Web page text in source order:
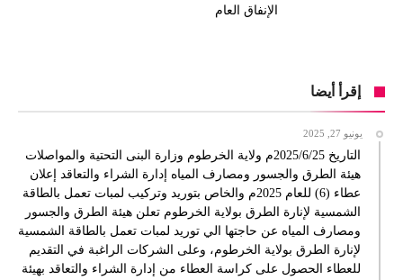
الإنفاق العام
إقرأ أيضا
يونيو 27, 2025
التاريخ 2025/6/25م ولاية الخرطوم وزارة البنى التحتية والمواصلات
هيئة الطرق والجسور ومصارف المياه إدارة الشراء والتعاقد إعلان
عطاء (6) للعام 2025م والخاص بتوريد وتركيب لمبات تعمل بالطاقة
الشمسية لإنارة الطرق بولاية الخرطوم تعلن هيئة الطرق والجسور
ومصارف المياه عن حاجتها الي توريد لمبات تعمل بالطاقة الشمسية
لإنارة الطرق بولاية الخرطوم، وعلى الشركات الراغبة في التقديم
للعطاء الحصول على كراسة العطاء من إدارة الشراء والتعاقد بهيئة